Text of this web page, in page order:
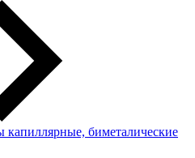
капиллярные, биметалические